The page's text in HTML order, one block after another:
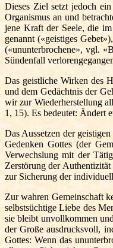
Dieses Ziel setzt jedoch
Organismus an und
jene Kraft der Seele, die
genannt («geistiges
(«ununterbrochene», vgl.
Sündenfall
Das geistlicheWirken des
und dem Gedächtnis der
wir zur Wiederherstellung
1, 15). Es bedeutet: Ändert
Das Aussetzen der
Gedenken Gottes (der
Verwechslung mit der
Zerstörung der
zur Sicherung der
Zur wahren Gemeinschaft
selbstsüchtige Liebe des
sie bleibt unvollkommen
der Große ausdrucksvoll,
Gottes: Wenn das